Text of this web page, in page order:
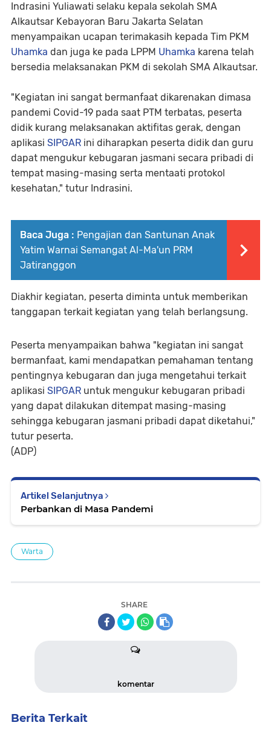
Indrasini Yuliawati selaku kepala sekolah SMA
Alkautsar Kebayoran Baru Jakarta Selatan
menyampaikan ucapan terimakasih kepada Tim PKM
Uhamka dan juga ke pada LPPM Uhamka karena telah
bersedia melaksanakan PKM di sekolah SMA Alkautsar.
"Kegiatan ini sangat bermanfaat dikarenakan dimasa
pandemi Covid-19 pada saat PTM terbatas, peserta
didik kurang melaksanakan aktifitas gerak, dengan
aplikasi SIPGAR ini diharapkan peserta didik dan guru
dapat mengukur kebugaran jasmani secara pribadi di
tempat masing-masing serta mentaati protokol
kesehatan," tutur Indrasini.
Baca Juga : Pengajian dan Santunan Anak
Yatim Warnai Semangat Al-Ma'un PRM
Jatiranggon
Diakhir kegiatan, peserta diminta untuk memberikan
tanggapan terkait kegiatan yang telah berlangsung.
Peserta menyampaikan bahwa "kegiatan ini sangat
bermanfaat, kami mendapatkan pemahaman tentang
pentingnya kebugaran dan juga mengetahui terkait
aplikasi SIPGAR untuk mengukur kebugaran pribadi
yang dapat dilakukan ditempat masing-masing
sehingga kebugaran jasmani pribadi dapat diketahui,"
tutur peserta.
(ADP)
Artikel Selanjutnya
Perbankan di Masa Pandemi
Warta
SHARE
komentar
Berita Terkait